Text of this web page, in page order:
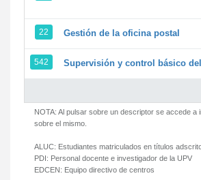
22 Gestión de la oficina postal
542 Supervisión y control básico
NOTA: Al pulsar sobre un descriptor se accede a
sobre el mismo.
ALUC: Estudiantes matriculados en títulos
PDI: Personal docente e investigador de la UPV
EDCEN: Equipo directivo de centros